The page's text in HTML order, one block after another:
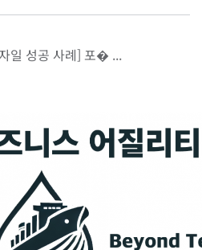
일 성공 사례] 포� ...